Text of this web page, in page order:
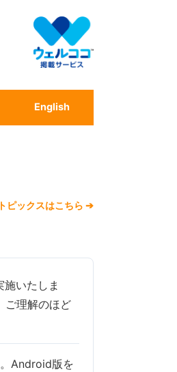
English
ピックスはこちら ➔
いたしま
ご理解のほど
Android版を